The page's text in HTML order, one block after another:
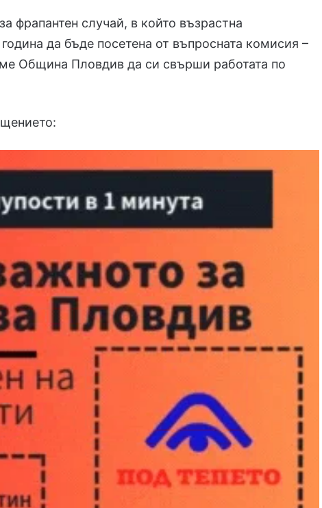
фрапантен случай, в който възрастна
да бъде посетена от въпросната комисия –
Община Пловдив да си свърши работата по